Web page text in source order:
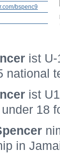
bspenc9
ist
national
ist
18
in